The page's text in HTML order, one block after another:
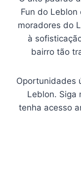
Fun do Leblon
moradores do
à
bairro tão
Oportunidades
Leblon. Siga
tenha acesso